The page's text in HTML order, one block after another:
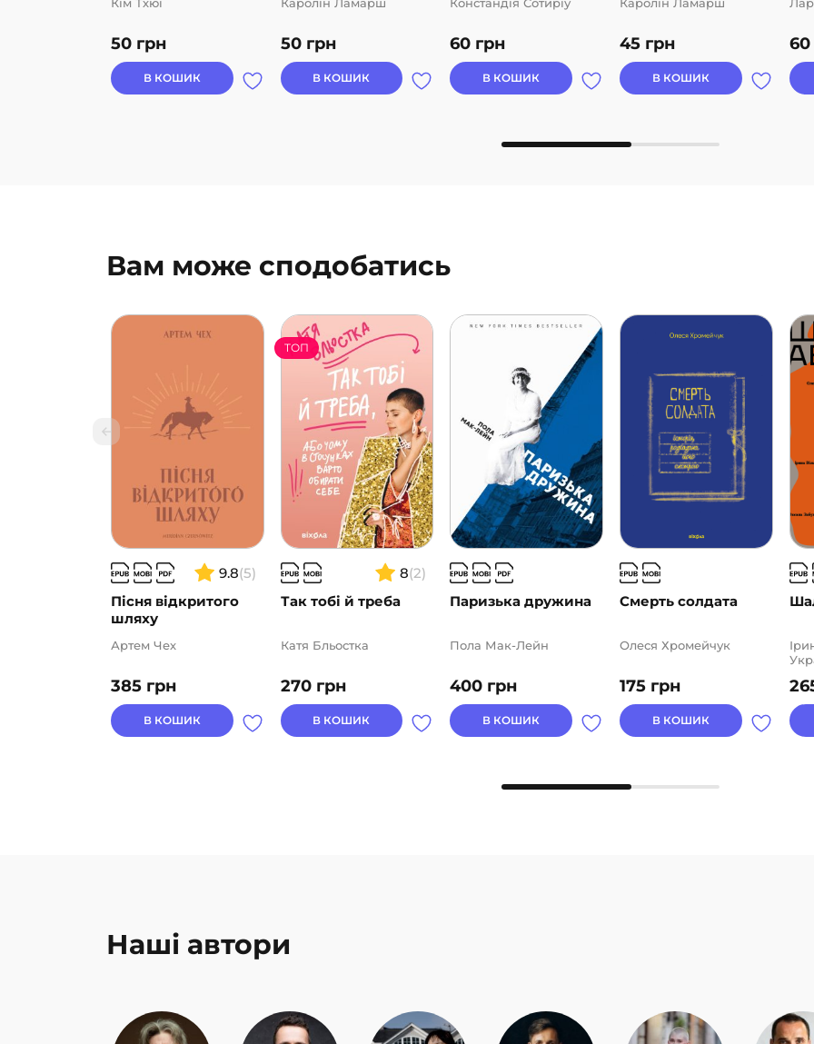
50 грн
Кім Тхюї
В КОШИК
50 грн
Каролін Ламарш
В КОШИК
60 грн
Констандія Сотиріу
В КОШИК
45 грн
Каролін Ламарш
В КОШИК
60
Вам може сподобатись
9.8(5)
Пісня відкритого
шляху
385 грн
Артем Чех
В КОШИК
8(2)
Так тобі й треба
ТОП
270 грн
Катя Бльостка
В КОШИК
Паризька дружина
400 грн
Пола Мак-Лейн
В КОШИК
Смерть солдата
175 грн
Олеся Хромейчук
В КОШИК
Наші автори